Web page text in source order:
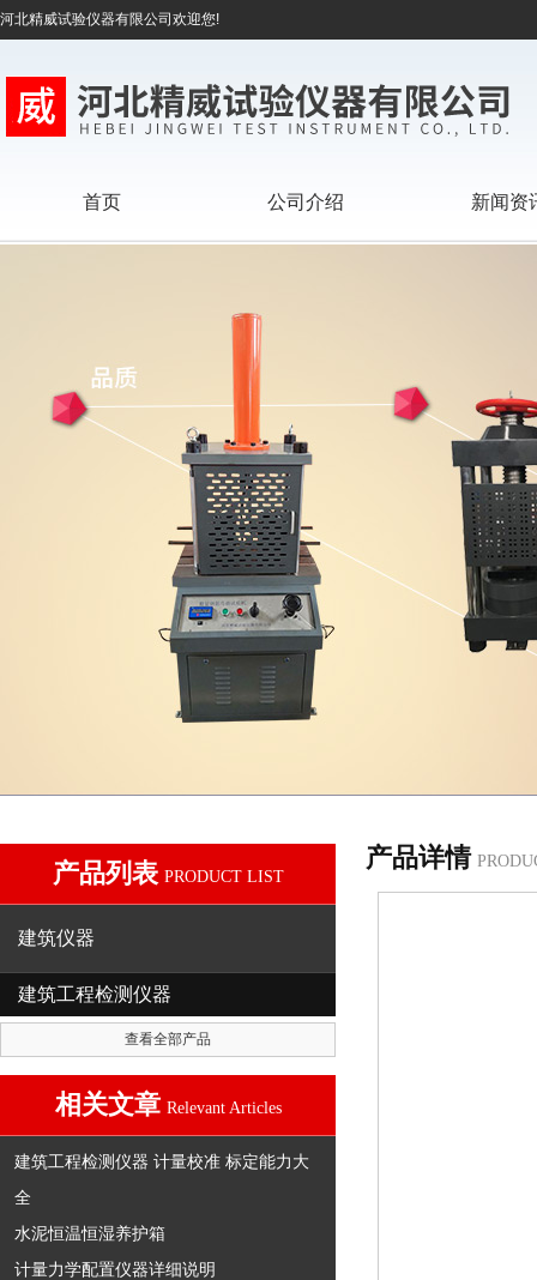
河北精威试验仪器有限公司欢迎您!
首页 公司介绍 新闻资
产品详情
产品列表 PRODUCT LIST
建筑仪器
建筑工程检测仪器
查看全部产品
相关文章 Relevant Articles
建筑工程检测仪器 计量校准 标定能力大
全
水泥恒温恒湿养护箱
计量力学配置仪器详细说明